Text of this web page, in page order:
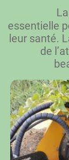
La
essentielle
leur santé.
de